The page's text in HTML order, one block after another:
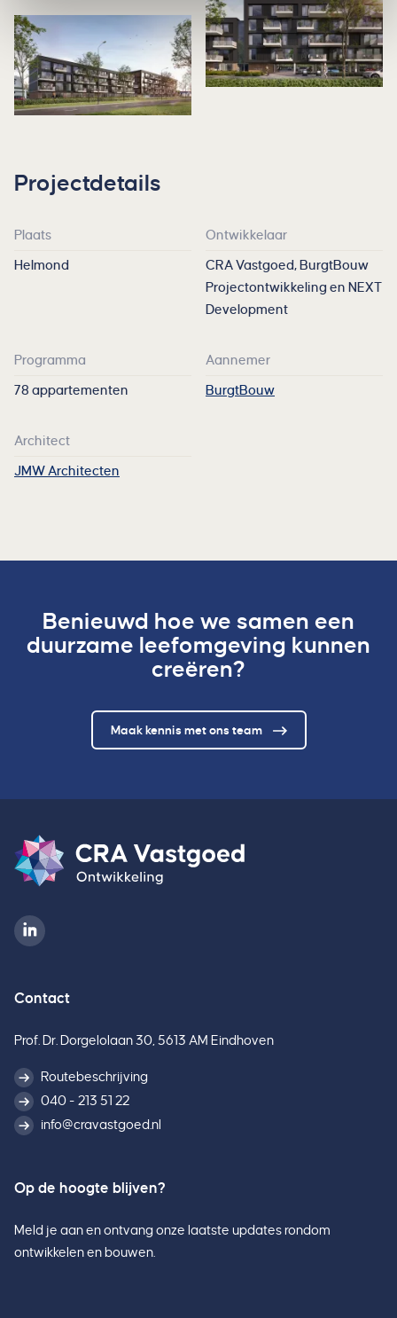
Projectdetails
Plaats
Helmond
Ontwikkelaar
CRA Vastgoed, BurgtBouw
Projectontwikkeling en NEXT
Development
Programma
78 appartementen
Aannemer
BurgtBouw
Architect
JMW Architecten
Benieuwd hoe we samen een
duurzame leefomgeving kunnen
creëren?
Maak kennis met ons team
Contact
Prof. Dr. Dorgelolaan 30, 5613 AM Eindhoven
Routebeschrijving
040 - 213 51 22
info@cravastgoed.nl
Op de hoogte blijven?
Meld je aan en ontvang onze laatste updates rondom
ontwikkelen en bouwen.